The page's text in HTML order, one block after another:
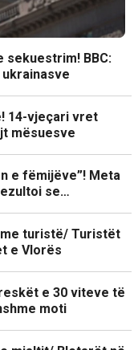
sekuestrim! BBC:
ukrainasve
14-vjeçari vret
mësuesve
e fëmijëve”! Meta
se…
me turistë/ Turistët
e Vlorës
e 30 viteve të
moti